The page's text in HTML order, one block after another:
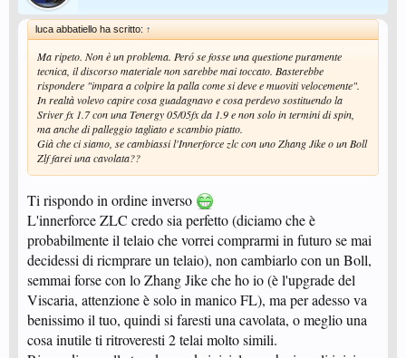
luca abbatiello ha scritto: ↑
Ma ripeto. Non è un problema. Peró se fosse una questione puramente
tecnica, il discorso materiale non sarebbe mai toccato. Basterebbe
rispondere "impara a colpire la palla come si deve e muoviti velocemente".
In realtà volevo capire cosa guadagnavo e cosa perdevo sostituendo la
Sriver fx 1.7 con una Tenergy 05/05fx da 1.9 e non solo in termini di spin,
ma anche di palleggio tagliato e scambio piatto.
Già che ci siamo, se cambiassi l'Innerforce zlc con uno Zhang Jike o un Boll
Zlf farei una cavolata??
Ti rispondo in ordine inverso
L'innerforce ZLC credo sia perfetto (diciamo che è
probabilmente il telaio che vorrei comprarmi in futuro se mai
decidessi di ricmprare un telaio), non cambiarlo con un Boll,
semmai forse con lo Zhang Jike che ho io (è l'upgrade del
Viscaria, attenzione è solo in manico FL), ma per adesso va
benissimo il tuo, quindi si faresti una cavolata, o meglio una
cosa inutile ti ritroveresti 2 telai molto simili.